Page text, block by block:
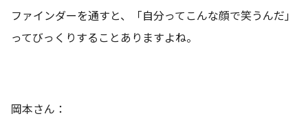
ファインダーを通すと、「自分ってこんな顔で笑うんだ」
ってびっくりすることありますよね。
岡本さん：